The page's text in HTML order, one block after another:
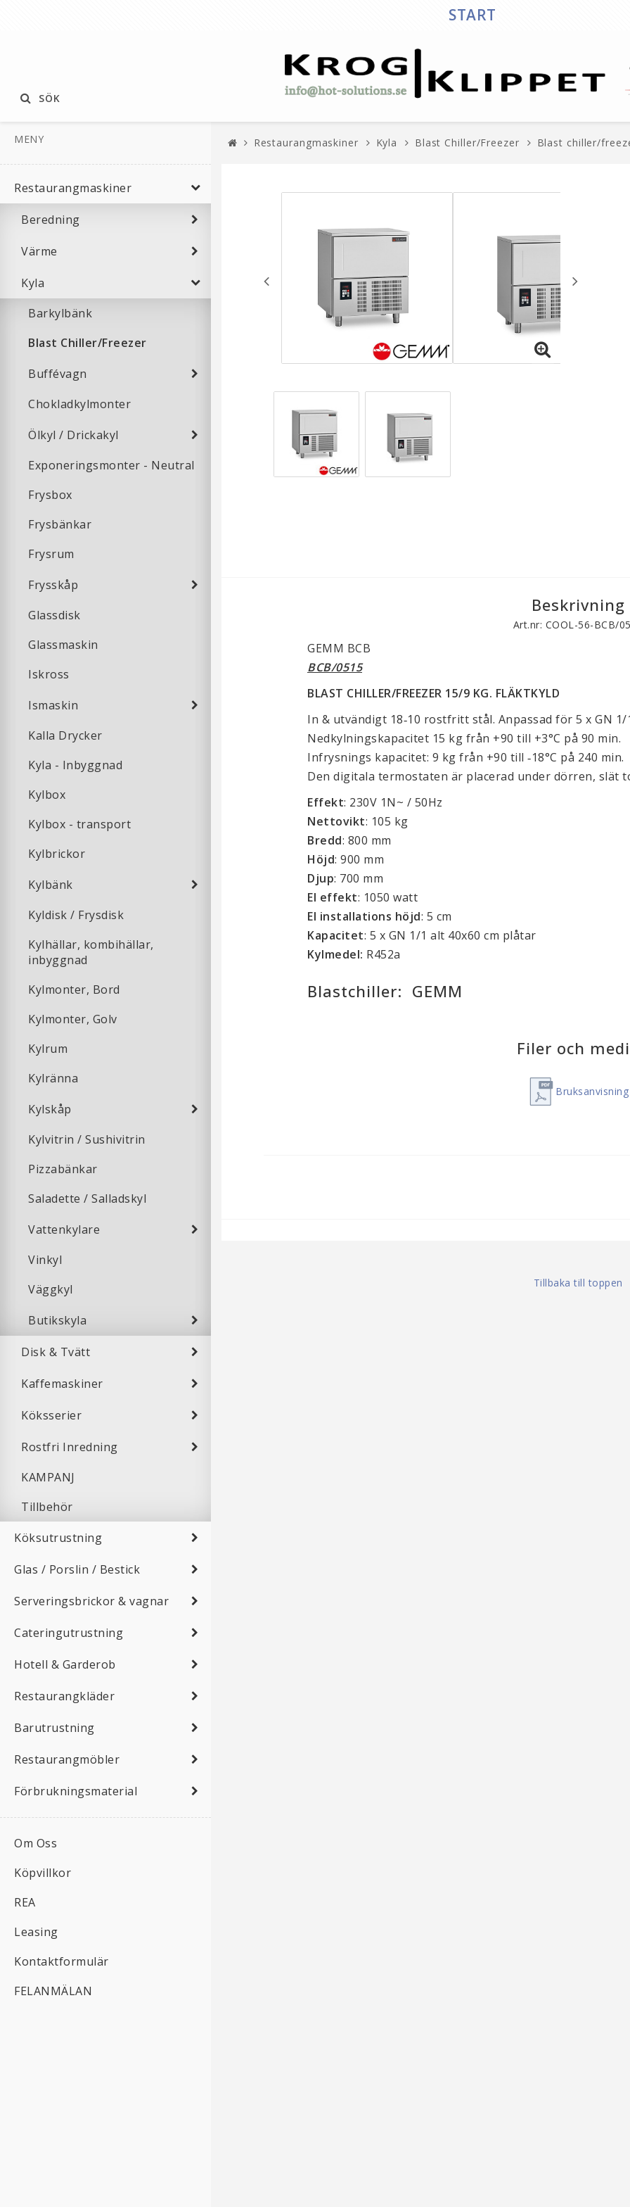
START
SÖK
MENY
Restaurangmaskiner
Beredning
Värme
Kyla
Barkylbänk
Blast Chiller/Freezer
Buffévagn
Chokladkylmonter
Ölkyl / Drickakyl
Exponeringsmonter - Neutral
Frysbox
Frysbänkar
Frysrum
Frysskåp
Glassdisk
Glassmaskin
Iskross
Ismaskin
Kalla Drycker
Kyla - Inbyggnad
Kylbox
Kylbox - transport
Kylbrickor
Kylbänk
Kyldisk / Frysdisk
Kylhällar, kombihällar,
inbyggnad
Kylmonter, Bord
Kylmonter, Golv
Kylrum
Kylränna
Kylskåp
Kylvitrin / Sushivitrin
Pizzabänkar
Saladette / Salladskyl
Vattenkylare
Vinkyl
Väggkyl
Butikskyla
Disk & Tvätt
Kaffemaskiner
Köksserier
Rostfri Inredning
KAMPANJ
Tillbehör
Köksutrustning
Glas / Porslin / Bestick
Serveringsbrickor & vagnar
Cateringutrustning
Hotell & Garderob
Restaurangkläder
Barutrustning
Restaurangmöbler
Förbrukningsmaterial
Om Oss
Köpvillkor
REA
Leasing
Kontaktformulär
FELANMÄLAN
Restaurangmaskiner Kyla Blast Chiller/Freezer Blast chiller/
Beskrivning
Art.nr: COOL-56-BCB/
GEMM BCB
BCB/0515
BLAST CHILLER/FREEZER 15/9 KG. FLÄKTKYLD
In & utvändigt 18‐10 rostfritt stål. Anpassad för 5 x GN
Nedkylningskapacitet 15 kg från +90 till +3°C på 90 min.
Infrysnings kapacitet: 9 kg från +90 till ‐18°C på 240 min.
Den digitala termostaten är placerad under dörren, slät
Effekt: 230V 1N~ / 50Hz
Nettovikt: 105 kg
Bredd: 800 mm
Höjd: 900 mm
Djup: 700 mm
El effekt: 1050 watt
El installations höjd: 5 cm
Kapacitet: 5 x GN 1/1 alt 40x60 cm plåtar
Kylmedel: R452a
Blastchiller: GEMM
Filer och
Bruksanvisning
Tillbaka till toppen